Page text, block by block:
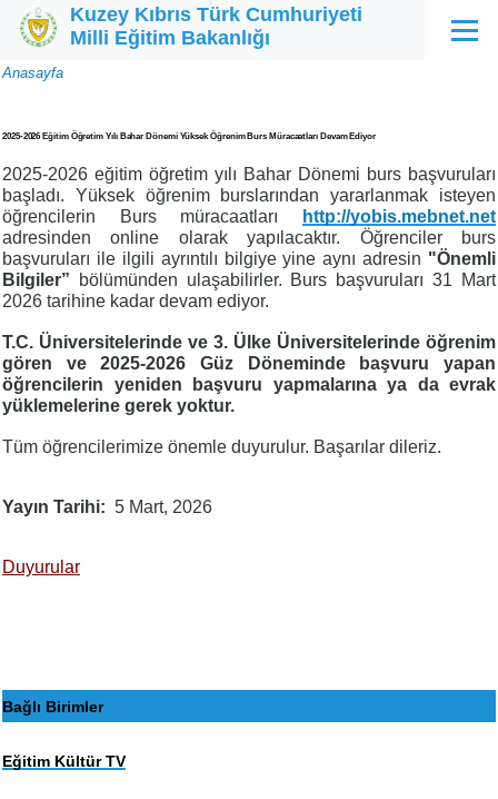
Ana içeriğe atla
Kuzey Kıbrıs Türk Cumhuriyeti
Milli Eğitim Bakanlığı
Menü
Sayfa
Anasayfa
2025-2026 Eğitim Öğretim Yılı Bahar Dönemi Yüksek Öğrenim Burs Müracaatları Devam Ediyor
2025-2026 eğitim öğretim yılı Bahar Dönemi burs başvuruları
başladı. Yüksek öğrenim burslarından yararlanmak isteyen
öğrencilerin Burs müracaatları
http://yobis.mebnet.net
adresinden online olarak yapılacaktır. Öğrenciler burs
başvuruları ile ilgili ayrıntılı bilgiye yine aynı adresin "Önemli
Bilgiler” bölümünden ulaşabilirler. Burs başvuruları 31 Mart
2026 tarihine kadar devam ediyor.
T.C. Üniversitelerinde ve 3. Ülke Üniversitelerinde öğrenim
gören ve 2025-2026 Güz Döneminde başvuru yapan
öğrencilerin yeniden başvuru yapmalarına ya da evrak
yüklemelerine gerek yoktur.
Tüm öğrencilerimize önemle duyurulur. Başarılar dileriz.
Yayın Tarihi 5 Mart, 2026
Duyurular
Bağlı Birimler
Eğitim Kültür TV